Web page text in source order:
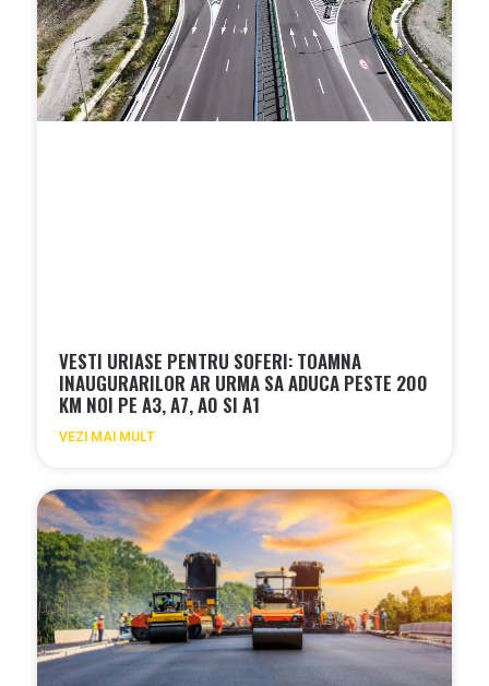
VESTI URIASE PENTRU SOFERI: TOAMNA
INAUGURARILOR AR URMA SA ADUCA PESTE 200
KM NOI PE A3, A7, A0 SI A1
VEZI MAI MULT